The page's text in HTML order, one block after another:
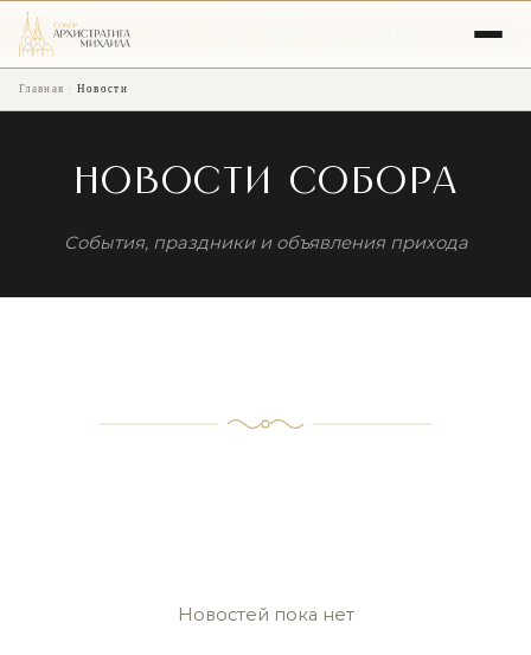
Главная · Новости
НОВОСТИ СОБОРА
События, праздники и объявления прихода
Новостей пока нет